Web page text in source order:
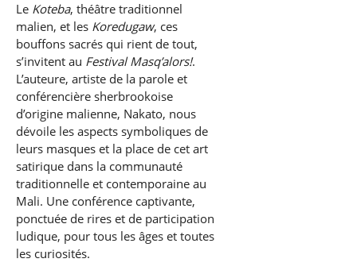
Le Koteba, théâtre traditionnel
malien, et les Koredugaw, ces
bouffons sacrés qui rient de tout,
s’invitent au Festival Masq’alors!.
L’auteure, artiste de la parole et
conférencière sherbrookoise
d’origine malienne, Nakato, nous
dévoile les aspects symboliques de
leurs masques et la place de cet art
satirique dans la communauté
traditionnelle et contemporaine au
Mali. Une conférence captivante,
ponctuée de rires et de participation
ludique, pour tous les âges et toutes
les curiosités.